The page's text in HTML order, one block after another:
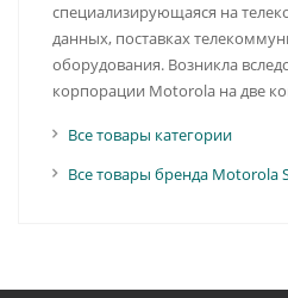
специализирующаяся на
данных, поставках
оборудования. Возникла
корпорации Motorola на две
Все товары категории
Все товары бренда Motorola